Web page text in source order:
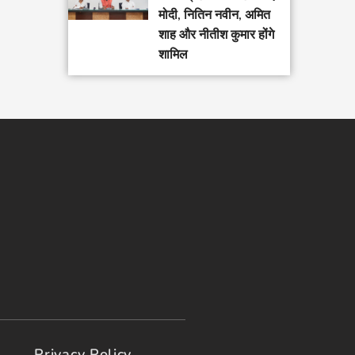
मोदी, नितिन नवीन, अमित
शाह और नीतीश कुमार होंगे
शामिल